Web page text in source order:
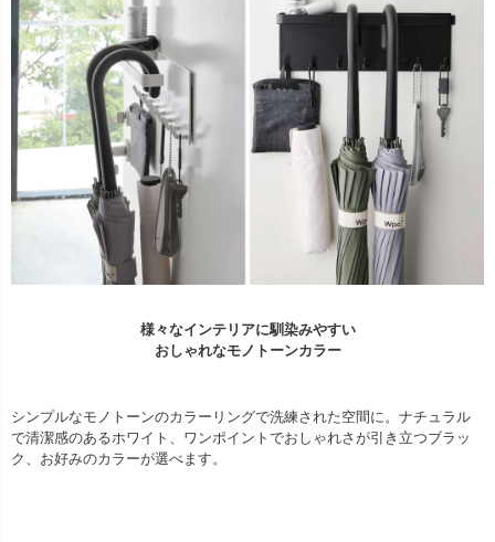
様々なインテリアに馴染みやすい
おしゃれなモノトーンカラー
シンプルなモノトーンのカラーリングで洗練された空間に。ナチュラル
で清潔感のあるホワイト、ワンポイントでおしゃれさが引き立つブラッ
ク、お好みのカラーが選べます。